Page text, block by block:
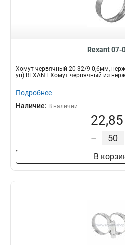
Rexant 07-
Хомут червячный 20-32/9-0,6мм,
уп) REXANT Хомут червячный из
Подробнее
Наличие: В наличии
–
В